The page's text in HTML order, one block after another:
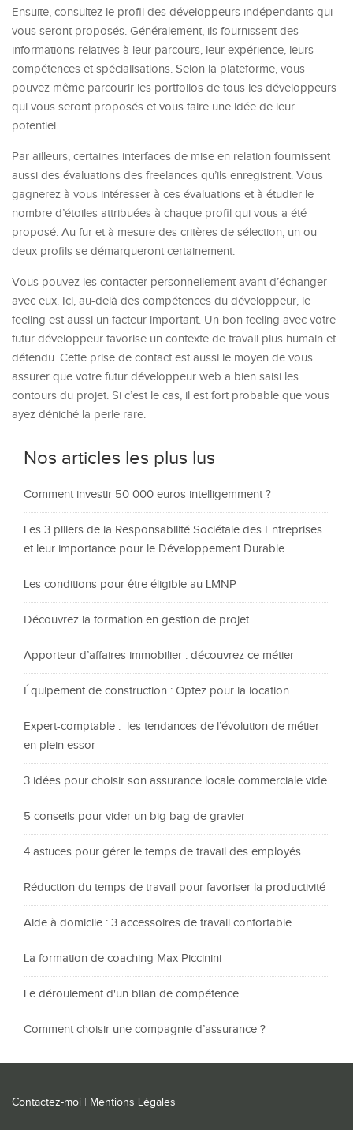
Ensuite, consultez le profil des développeurs indépendants qui
vous seront proposés. Généralement, ils fournissent des
informations relatives à leur parcours, leur expérience, leurs
compétences et spécialisations. Selon la plateforme, vous
pouvez même parcourir les portfolios de tous les développeurs
qui vous seront proposés et vous faire une idée de leur
potentiel.
Par ailleurs, certaines interfaces de mise en relation fournissent
aussi des évaluations des freelances qu’ils enregistrent. Vous
gagnerez à vous intéresser à ces évaluations et à étudier le
nombre d’étoiles attribuées à chaque profil qui vous a été
proposé. Au fur et à mesure des critères de sélection, un ou
deux profils se démarqueront certainement.
Vous pouvez les contacter personnellement avant d’échanger
avec eux. Ici, au-delà des compétences du développeur, le
feeling est aussi un facteur important. Un bon feeling avec votre
futur développeur favorise un contexte de travail plus humain et
détendu. Cette prise de contact est aussi le moyen de vous
assurer que votre futur développeur web a bien saisi les
contours du projet. Si c’est le cas, il est fort probable que vous
ayez déniché la perle rare.
Nos articles les plus lus
Comment investir 50 000 euros intelligemment ?
Les 3 piliers de la Responsabilité Sociétale des Entreprises
et leur importance pour le Développement Durable
Les conditions pour être éligible au LMNP
Découvrez la formation en gestion de projet
Apporteur d’affaires immobilier : découvrez ce métier
Équipement de construction : Optez pour la location
Expert-comptable : les tendances de l’évolution de métier
en plein essor
3 idées pour choisir son assurance locale commerciale vide
5 conseils pour vider un big bag de gravier
4 astuces pour gérer le temps de travail des employés
Réduction du temps de travail pour favoriser la productivité
Aide à domicile : 3 accessoires de travail confortable
La formation de coaching Max Piccinini
Le déroulement d'un bilan de compétence
Comment choisir une compagnie d’assurance ?
Contactez-moi | Mentions Légales